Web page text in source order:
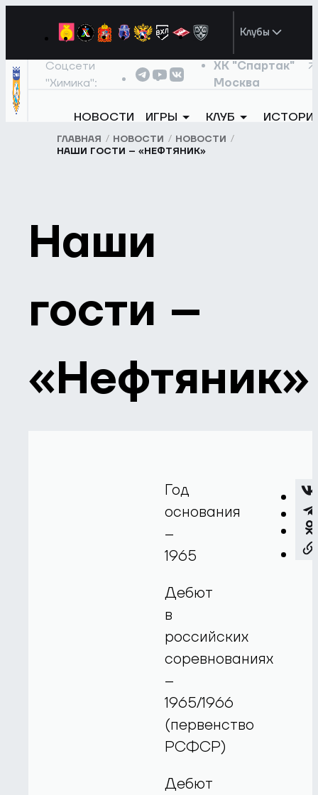
Клубы
Соцсети
"Химика":
ХК "Спартак"
Москва
НОВОСТИ ИГРЫ КЛУБ
ГЛАВНАЯ НОВОСТИ
НОВОСТИ
НАШИ ГОСТИ – «НЕФТЯНИК»
Наши
гости –
«Нефтяник»
Год
основания
–
1965
Дебют
в
российских
соревнованиях
–
1965/1966
(первенство
РСФСР)
Дебют